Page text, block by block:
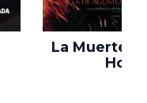
La Muerte
Hood